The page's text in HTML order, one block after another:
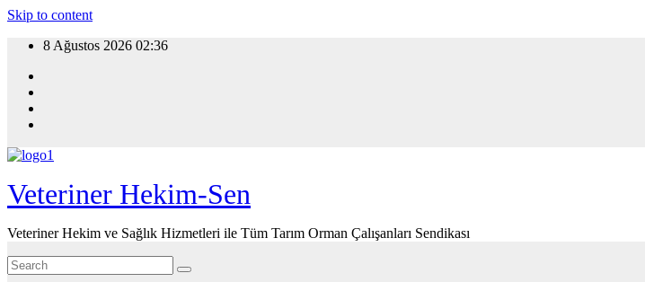
Skip to content
8 Ağustos 2026 02:36
Veteriner Hekim-Sen
Veteriner Hekim ve Sağlık Hizmetleri ile Tüm Tarım Orman Çalışanları Sendikası